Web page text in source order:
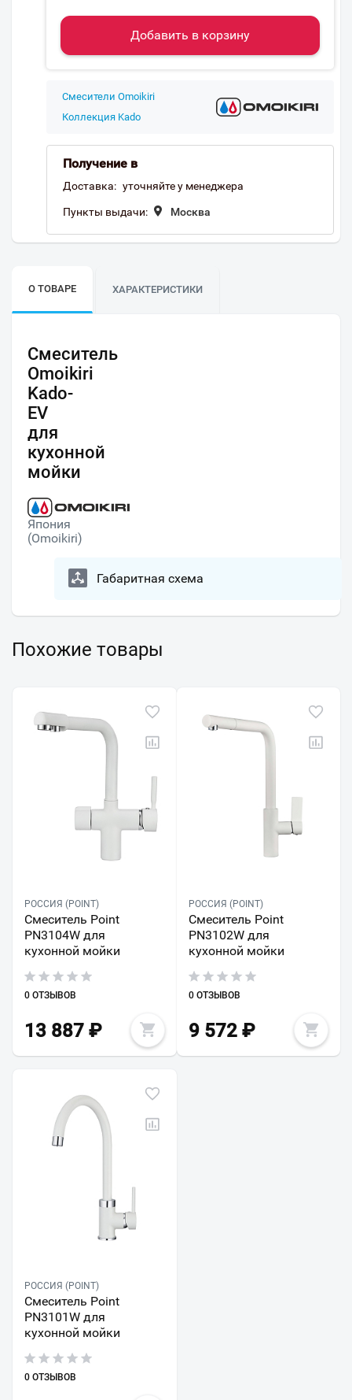
Добавить в корзину
Смесители Omoikiri
Коллекция Kado
Получение в
Доставка: уточняйте у менеджера
Пункты выдачи: Москва
О ТОВАРЕ ХАРАКТЕРИСТИКИ
Смеситель
Omoikiri
Kado-
EV
для
кухонной
мойки
Япония
(Omoikiri)
Габаритная схема
Похожие товары
РОССИЯ (POINT)
Смеситель Point
PN3104W для
кухонной мойки
0 ОТЗЫВОВ
13 887 ₽
РОССИЯ (POINT)
Смеситель Point
PN3102W для
кухонной мойки
0 ОТЗЫВОВ
9 572₽
РОССИЯ (POINT)
Смеситель Point
PN3101W для
кухонной мойки
0 ОТЗЫВОВ